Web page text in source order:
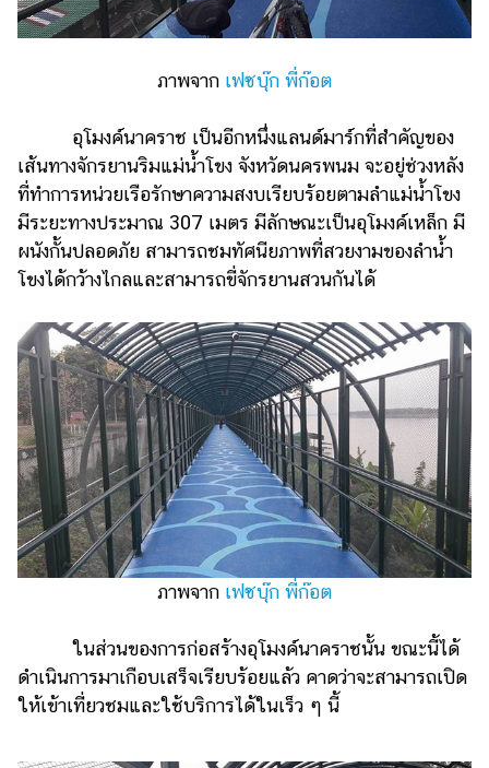
มือ
ราคา
น้ำมัน
วา
ไร
แต่งงาน
แม่
และ
เด็ก
สัตว์
เลี้ยง
Infographic
แอปฯ
กระปุก
คอร์ส
ภาพจาก เฟซบุ๊ก พี่ก๊อต
อุโมงค์นาคราช เป็นอีกหนึ่งแลนด์มาร์กที่สำคัญของ
เส้นทางจักรยานริมแม่น้ำโขง จังหวัดนครพนม จะอยู่ช่วงหลัง
ที่ทำการหน่วยเรือรักษาความสงบเรียบร้อยตามลำแม่น้ำโขง
มีระยะทางประมาณ 307 เมตร มีลักษณะเป็นอุโมงค์เหล็ก มี
ผนังกั้นปลอดภัย สามารถชมทัศนียภาพที่สวยงามของลำน้ำ
โขงได้กว้างไกลและสามารถขี่จักรยานสวนกันได้
ภาพจาก เฟซบุ๊ก พี่ก๊อต
ในส่วนของการก่อสร้างอุโมงค์นาคราชนั้น ขณะนี้ได้
ดำเนินการมาเกือบเสร็จเรียบร้อยแล้ว คาดว่าจะสามารถเปิด
ให้เข้าเที่ยวชมและใช้บริการได้ในเร็ว ๆ นี้